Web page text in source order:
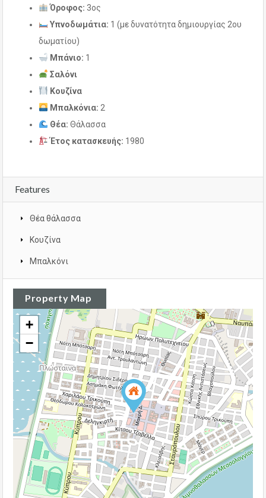
Όροφος: 3ος
Υπνοδωμάτια: 1 (με δυνατότητα δημιουργίας 2ου
δωματίου)
Μπάνιο: 1
Σαλόνι
Κουζίνα
Μπαλκόνια: 2
Θέα: Θάλασσα
Έτος κατασκευής: 1980
Features
Θέα θάλασσα
Κουζίνα
Μπαλκόνι
Property Map
+
−